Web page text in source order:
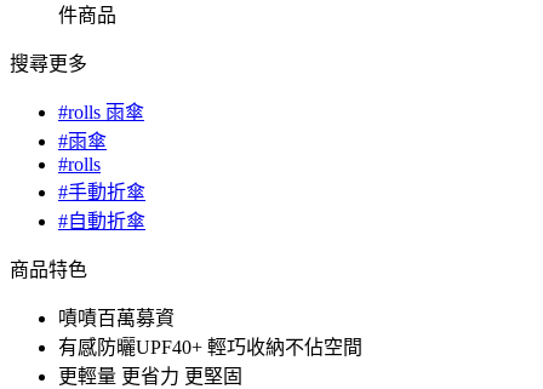
件商品
搜尋更多
#rolls 雨傘
#雨傘
#rolls
#手動折傘
#自動折傘
商品特色
嘖嘖百萬募資
有感防曬UPF40+ 輕巧收納不佔空間
更輕量 更省力 更堅固